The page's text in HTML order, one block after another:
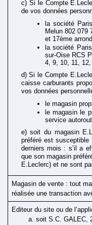
c) Si le Compte
de vos données
la société
Melun 802 079
et 17ème
la société
sur-Oise RCS
4, 9, 10, 11,
d) Si le Compte
caisse carburants
vos données
le magasin
le magasin le
service
e) soit du magasin
préféré est
derniers mois : s’il a
que son magasin
E.Leclerc) et ne sont
Magasin de vente : tout
réalisée une transaction
Editeur du site ou de
soit S.C. GALEC,